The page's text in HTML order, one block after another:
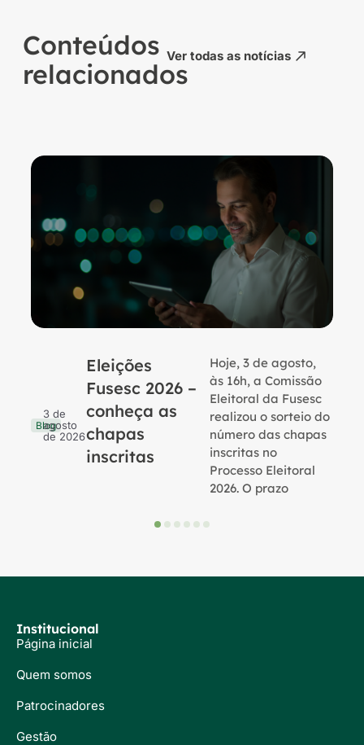
Conteúdos
relacionados
Ver todas as notícias
Blog
3 de
agosto
de 2026
Eleições
Fusesc 2026 –
conheça as
chapas
inscritas
Hoje, 3 de agosto,
às 16h, a Comissão
Eleitoral da Fusesc
realizou o sorteio do
número das chapas
inscritas no
Processo Eleitoral
2026. O prazo
Institucional
Página inicial
Quem somos
Patrocinadores
Gestão